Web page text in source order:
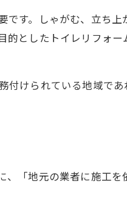
す。しゃがむ、立ち上
的としたトイレリフォー
付けられている地域で
「地元の業者に施工を